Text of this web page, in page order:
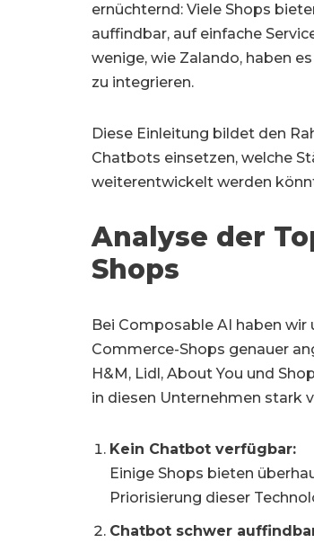
ernüchternd: Viele Shops
auffindbar, auf einfache
wenige, wie Zalando, haben
zu integrieren.
Diese Einleitung bildet den
Chatbots einsetzen, welche
weiterentwickelt werden
Analyse der
Shops
Bei Composable AI haben
Commerce-Shops genauer
H&M, Lidl, About You und
in diesen Unternehmen stark
Kein Chatbot verfügbar:
Einige Shops bieten
Priorisierung dieser
Chatbot schwer